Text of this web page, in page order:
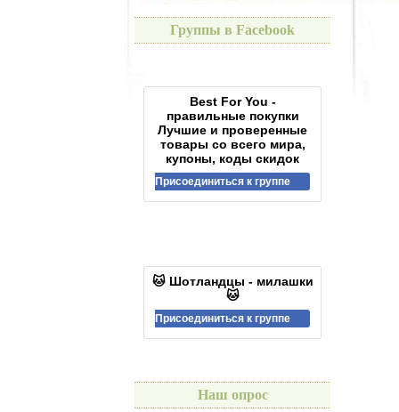
Группы в Facebook
Best For You -
правильные покупки
Лучшие и проверенные
товары со всего мира,
купоны, коды скидок
Присоединиться к группе
🐱 Шотландцы - милашки
🐱
Присоединиться к группе
Наш опрос